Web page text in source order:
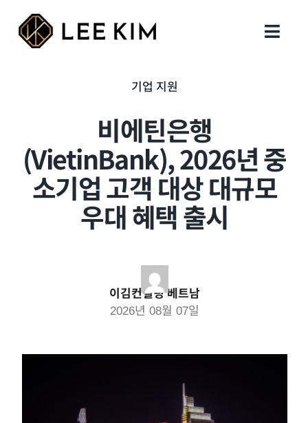
content
회사 설립
행정 업무
지원 업무
세무회계
지사 및 연락처
기업 지원
비에틴은행
(VietinBank), 2026년 중
소기업 고객 대상 대규모
우대 혜택 출시
이김컨설팅 베트남
2026년 08월 07일